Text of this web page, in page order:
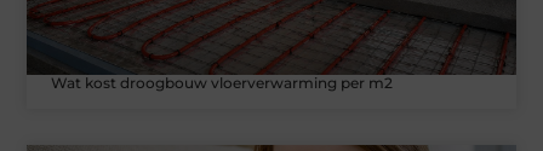
Wat kost droogbouw vloerverwarming per m2